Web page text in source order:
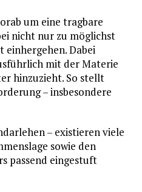
um eine tragbare
nicht nur zu möglichst
Dabei
mit der Materie
hinzuzieht. So stellt
– insbesondere
– existieren viele
sowie den
passend eingestuft